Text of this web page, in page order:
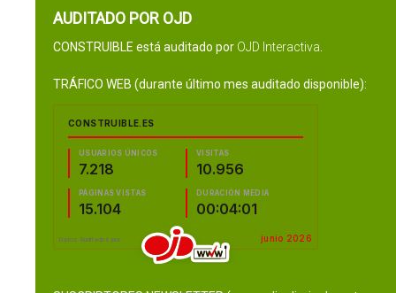
AUDITADO POR OJD
CONSTRUIBLE está auditado por OJD Interactiva
TRÁFICO WEB (durante último mes auditado disponible):